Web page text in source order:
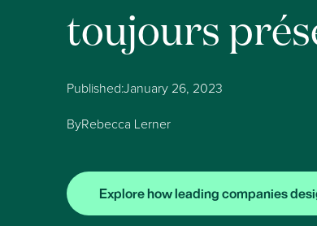
toujours
Published:January 26, 2023
ByRebecca Lerner
Explore how leading companies